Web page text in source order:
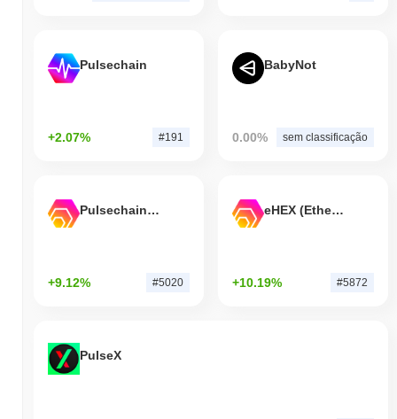
Pulsechain
+2.07% #191
BabyNot
0.00% sem classificação
Pulsechain Bridged HEX (Pulsechain)
+9.12% #5020
eHEX (Ethereum)
+10.19% #5872
PulseX